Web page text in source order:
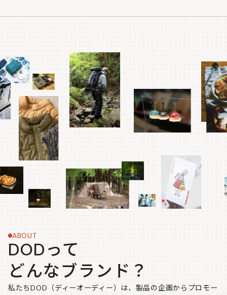
ABOUT
DODって
どんなブランド？
私たちDOD（ディーオーディー）は、製品の企画からプロモー